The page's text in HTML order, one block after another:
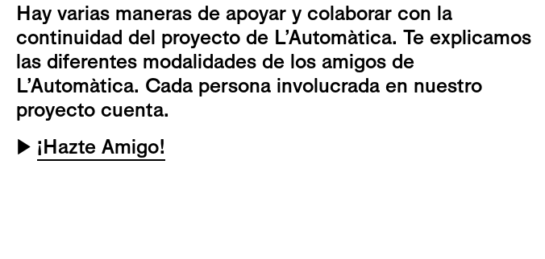
Hay varias maneras de apoyar y colaborar con la
continuidad del proyecto de L’Automàtica. Te explicamos
las diferentes modalidades de los amigos de
L’Automàtica. Cada persona involucrada en nuestro
proyecto cuenta.
▶ ¡Hazte Amigo!